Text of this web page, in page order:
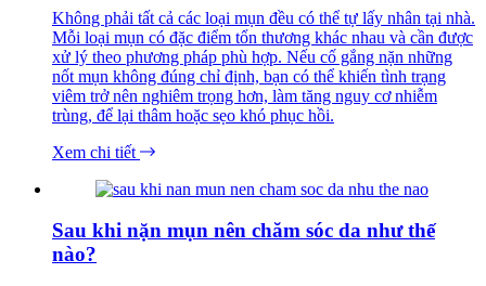
Không phải tất cả các loại mụn đều có thể tự lấy nhân tại nhà.
Mỗi loại mụn có đặc điểm tổn thương khác nhau và cần được
xử lý theo phương pháp phù hợp. Nếu cố gắng nặn những
nốt mụn không đúng chỉ định, bạn có thể khiến tình trạng
viêm trở nên nghiêm trọng hơn, làm tăng nguy cơ nhiễm
trùng, để lại thâm hoặc sẹo khó phục hồi.
Xem chi tiết
Sau khi nặn mụn nên chăm sóc da như thế
nào?